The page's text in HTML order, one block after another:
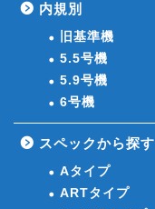
内規別
旧基準機
5.5号機
5.9号機
6号機
スペックから探す
Aタイプ
ARTタイプ